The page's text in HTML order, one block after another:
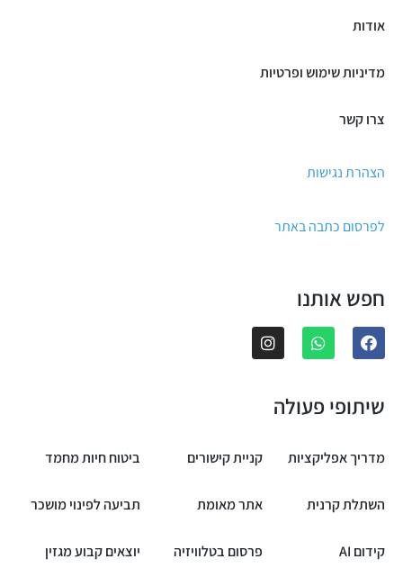
אודות
מדיניות שימוש ופרטיות
צרו קשר
הצהרת נגישות
לפרסום כתבה באתר
חפש אותנו
שיתופי פעולה
מדריך אפליקציות קניית קישורים ביטוח חיות מחמד
השתלת קרנית אתר מאומת תביעה לפינוי מושכר
קידום AI פרסום בטלוויזיה יוצאים קבוע מגזין